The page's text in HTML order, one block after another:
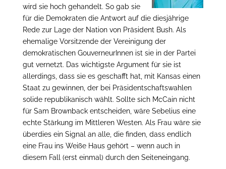
wird sie hoch gehandelt. So gab sie
für die Demokraten die Antwort auf die diesjährige
Rede zur Lage der Nation von Präsident Bush. Als
ehemalige Vorsitzende der Vereinigung der
demokratischen GouverneurInnen ist sie in der Partei
gut vernetzt. Das wichtigste Argument für sie ist
allerdings, dass sie es geschafft hat, mit Kansas einen
Staat zu gewinnen, der bei Präsidentschaftswahlen
solide republikanisch wählt. Sollte sich McCain nicht
für Sam Brownback entscheiden, wäre Sebelius eine
echte Stärkung im Mittleren Westen. Als Frau wäre sie
überdies ein Signal an alle, die finden, dass endlich
eine Frau ins Weiße Haus gehört – wenn auch in
diesem Fall (erst einmal) durch den Seiteneingang.